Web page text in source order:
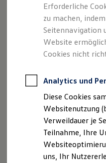
Leasing
Leasing-
Junge
Elektroauto
Kleinwagen-
Leasing
Autokredit
Versicherungen
Kfz-
Garantien
Wartungsverträge
Geschäftskunden
Professional
Großkunden
Behörden
So geht
den
Erforderliche
zu machen,
Seitennavigation
Website
Cookies nicht
Analytics und
Diese Cookies
Websitenutzung
Verweildauer je
Teilnahme, Ihre
uns, Ihr